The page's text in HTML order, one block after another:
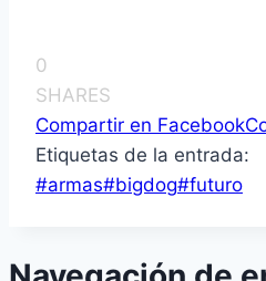
0
SHARES
Compartir en Facebook
Etiquetas de la entrada:
#armas#bigdog#futuro